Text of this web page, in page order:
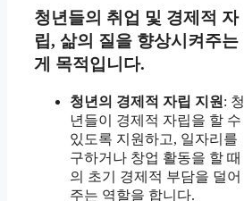
청년들의 취업 및 경제적 자
립, 삶의 질을 향상시켜주는
게 목적입니다.
청년의 경제적 자립 지원 : 청
년들이 경제적 자립을 할 수
있도록 지원하고, 일자리를
구하거나 창업 활동을 할 때
의 초기 경제적 부담을 덜어
주는 역할을 합니다.